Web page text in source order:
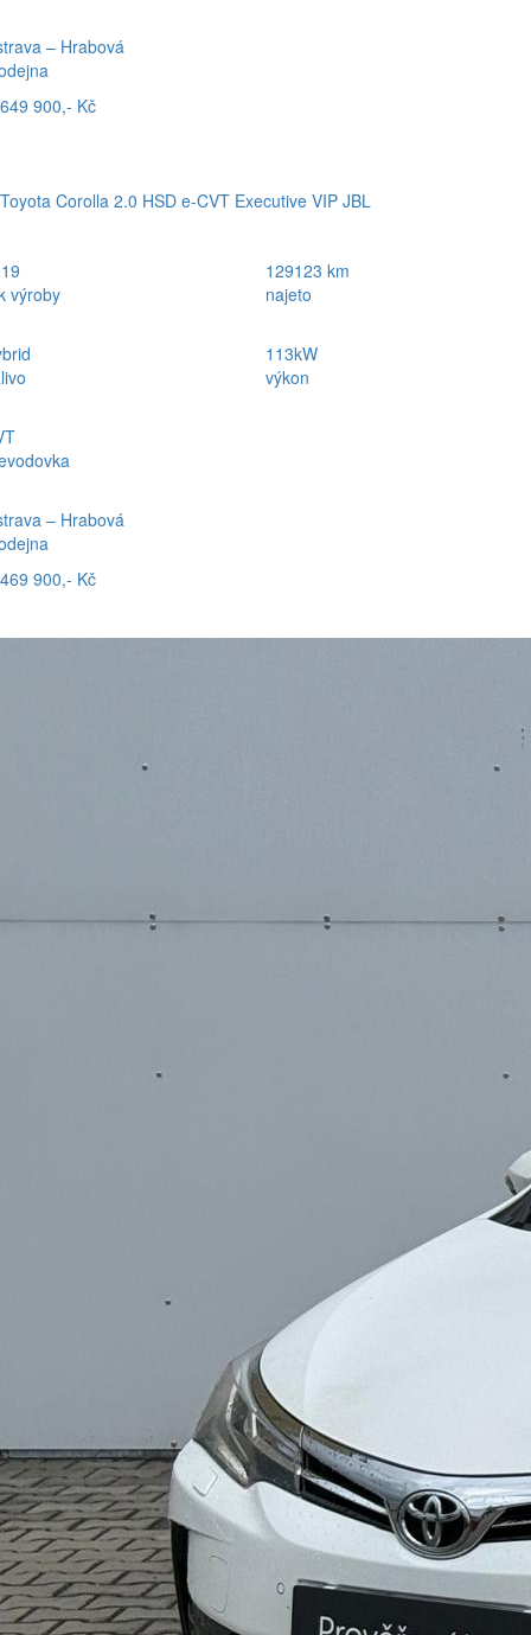
– Hrabová
649 900,- Kč
Toyota Corolla 2.0 HSD e-CVT Executive VIP JBL
výroby
– Hrabová
129123 km
najeto
113kW
výkon
469 900,- Kč